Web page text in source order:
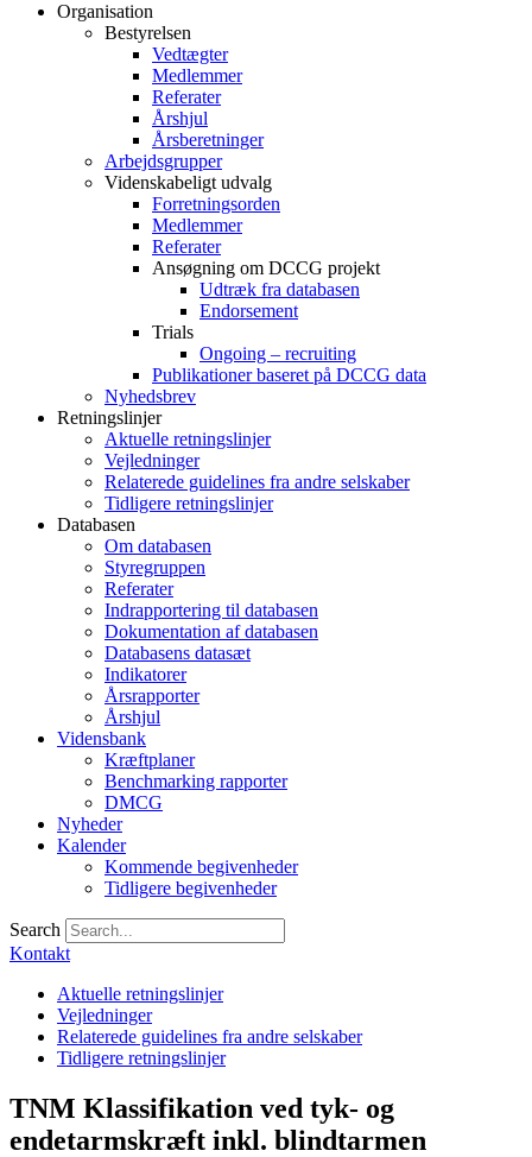
Organisation
Bestyrelsen
Vedtægter
Medlemmer
Referater
Årshjul
Årsberetninger
Arbejdsgrupper
Videnskabeligt udvalg
Forretningsorden
Medlemmer
Referater
Ansøgning om DCCG projekt
Udtræk fra databasen
Endorsement
Trials
Ongoing – recruiting
Publikationer baseret på DCCG data
Nyhedsbrev
Retningslinjer
Aktuelle retningslinjer
Vejledninger
Relaterede guidelines fra andre selskaber
Tidligere retningslinjer
Databasen
Om databasen
Styregruppen
Referater
Indrapportering til databasen
Dokumentation af databasen
Databasens datasæt
Indikatorer
Årsrapporter
Årshjul
Vidensbank
Kræftplaner
Benchmarking rapporter
DMCG
Nyheder
Kalender
Kommende begivenheder
Tidligere begivenheder
Search
Kontakt
Aktuelle retningslinjer
Vejledninger
Relaterede guidelines fra andre selskaber
Tidligere retningslinjer
TNM Klassifikation ved tyk- og
endetarmskræft inkl. blindtarmen